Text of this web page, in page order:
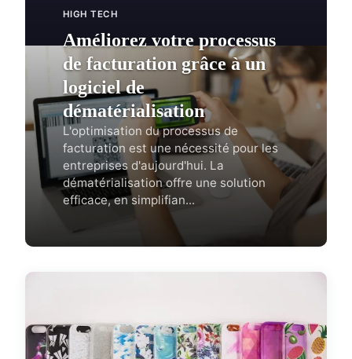
HIGH TECH
Améliorez votre processus
de facturation grâce à un
logiciel de
dématérialisation
L'optimisation du processus de
facturation est une nécessité pour les
entreprises d'aujourd'hui. La
dématérialisation offre une solution
efficace, en simplifian...